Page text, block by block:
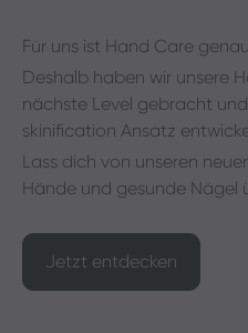
Für uns ist Hand Care
Deshalb haben wir unsere
nächste Level gebracht
skinification Ansatz
Lass dich von unseren
Hände und gesunde Nägel
Jetzt entdecken